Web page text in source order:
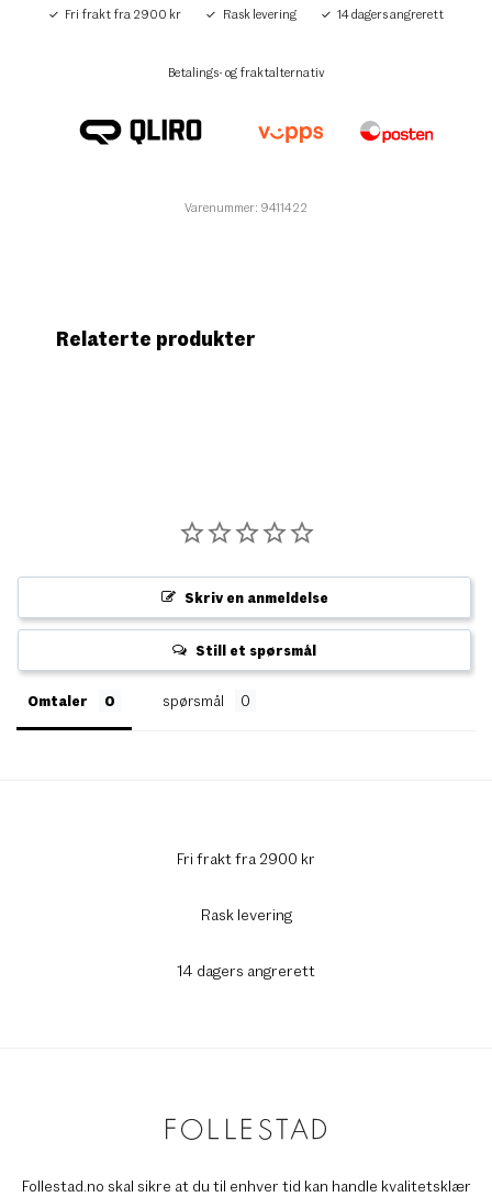
Fri frakt fra 2900 kr Rask levering 14 dagers angrerett
Betalings- og fraktalternativ
Varenummer: 9411422
Relaterte produkter
Skriv en anmeldelse
Still et spørsmål
Omtaler spørsmål
Fri frakt fra 2900 kr
Rask levering
14 dagers angrerett
Follestad.no skal sikre at du til enhver tid kan handle kvalitetsklær